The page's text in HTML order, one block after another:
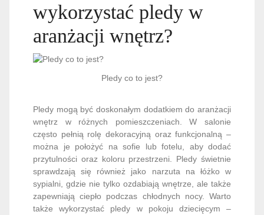
wykorzystać pledy w
aranżacji wnętrz?
Pledy co to jest?
Pledy mogą być doskonałym dodatkiem do aranżacji
wnętrz w różnych pomieszczeniach. W salonie
często pełnią rolę dekoracyjną oraz funkcjonalną –
można je położyć na sofie lub fotelu, aby dodać
przytulności oraz koloru przestrzeni. Pledy świetnie
sprawdzają się również jako narzuta na łóżko w
sypialni, gdzie nie tylko ozdabiają wnętrze, ale także
zapewniają ciepło podczas chłodnych nocy. Warto
także wykorzystać pledy w pokoju dziecięcym –